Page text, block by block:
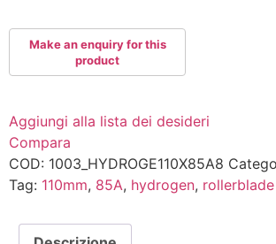
8
RUOTE)
Aggiungi alla lista dei desideri
Compara
COD: 1003_HYDROGE110X85A8
Tag: 110mm, 85A, hydrogen, rollerblade